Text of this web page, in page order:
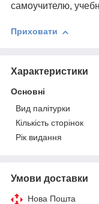
самоучителю,
Приховати
Характеристики
Основні
Вид палітурки
Кількість сторінок
Рік видання
Умови доставки
Нова Пошта